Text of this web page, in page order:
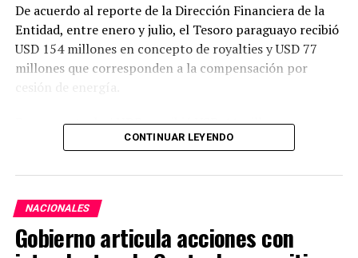
De acuerdo al reporte de la Dirección Financiera de la
Entidad, entre enero y julio, el Tesoro paraguayo recibió
USD 154 millones en concepto de royalties y USD 77
millones que corresponden a la compensación por
cesión de energía.
Por su parte, la ANDE percibió USD 44 millones por
resarcimiento de las cargas de administración y
En julio, Itaipu realizó transferencias por USD 36
millones al Paraguay, de los cuales, USD 22 millones
correspondieron a royalties, USD 12 millones a
compensación por cesión de energía y USD 1,7 millones
CONTINUAR LEYENDO
NACIONALES
Gobierno articula acciones con